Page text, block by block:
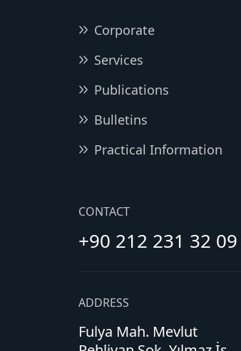
Corporate
Services
Publications
Bulletins
Practical Information
CONTACT
+90 212 231 32 09
ADDRESS
Fulya Mah. Mevlut